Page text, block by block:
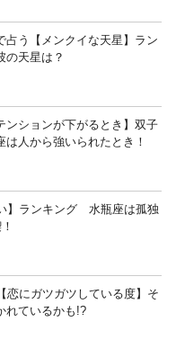
占う【メンクイな天星】ラン
天星は？
ンションが下がるとき】双子
は人から強いられたとき！
】ランキング 水瓶座は孤独
恋にガツガツしている度】そ
れているかも!?